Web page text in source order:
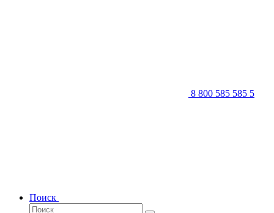
8 800 585 585 5
Поиск